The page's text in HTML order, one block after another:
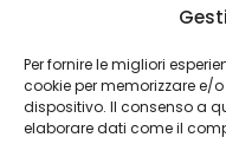
Per fornire le migliori
cookie per memorizzare e/
dispositivo. Il consenso a
elaborare dati come il